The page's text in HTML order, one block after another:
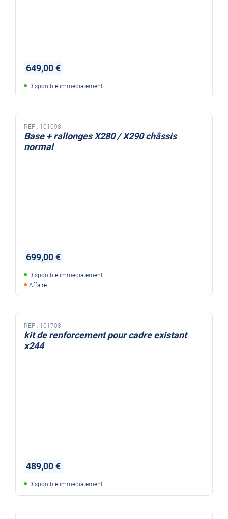
649,00 €
Disponible immédiatement
REF : 101098
Base + rallonges X280 / X290 châssis
normal
699,00 €
Disponible immédiatement
Affaire
REF : 101708
kit de renforcement pour cadre existant
x244
489,00 €
Disponible immédiatement